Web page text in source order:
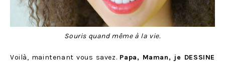
Souris quand même à la vie.
Voilà, maintenant vous savez. Papa, Maman, je DESSINE